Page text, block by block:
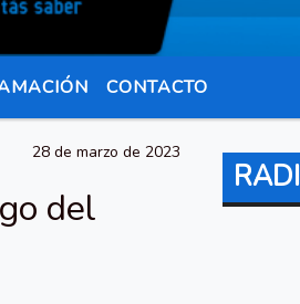
CONTACTO
28 de marzo de 2023
del